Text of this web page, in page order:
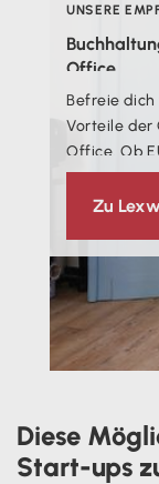
UNSERE
Office
Befreie dich
Vorteile der
Office. Ob
dich bei
Zu
Diese
Start-ups